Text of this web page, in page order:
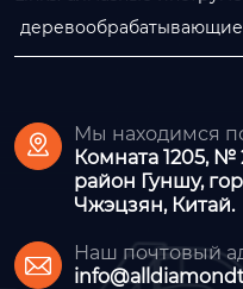

Мы находимся
Комната 1205, №
район Гуншу,
Чжэцзян, Китай.

Наш почтовый